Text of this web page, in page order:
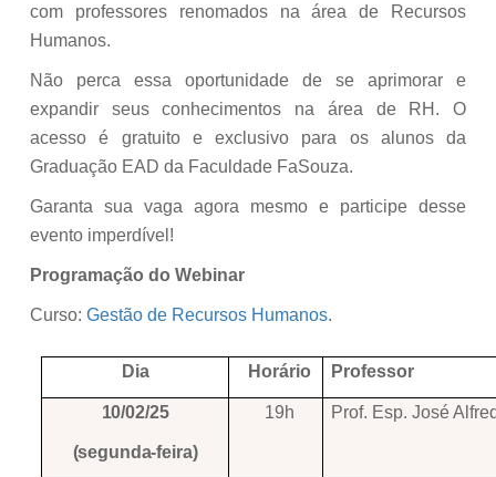
com professores renomados na área de Recursos
Humanos.
Não perca essa oportunidade de se aprimorar e
expandir seus conhecimentos na área de RH. O
acesso é gratuito e exclusivo para os alunos da
Graduação EAD da Faculdade FaSouza.
Garanta sua vaga agora mesmo e participe desse
evento imperdível!
Programação do Webinar
Curso: Gestão de Recursos Humanos.
Dia Horário Professor
10/02/25
(segunda-feira)
19h Prof. Esp. José